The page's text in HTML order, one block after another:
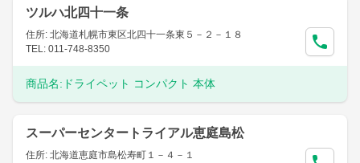
ツルハ北四十一条
住所: 北海道札幌市東区北四十一条東５－２－１８
TEL: 011-748-8350
商品名: ドライペット コンパクト 本体
スーパーセンタートライアル恵庭島松
住所: 北海道恵庭市島松寿町１－４－１